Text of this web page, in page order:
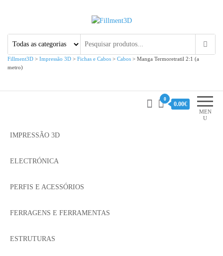
Fillment3D
Fillment3D > Impressão 3D > Fichas e Cabos > Cabos > Manga Termoretratil 2:1 (a
metro)
MEN
U
0
0.00€
IMPRESSÃO 3D
ELECTRÓNICA
PERFIS E ACESSÓRIOS
FERRAGENS E FERRAMENTAS
ESTRUTURAS